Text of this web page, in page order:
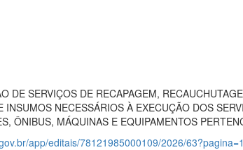
DE SERVIÇOS DE RECAPAGEM,
NECESSÁRIOS À EXECUÇÃO DOS
ÔNIBUS, MÁQUINAS E EQUIPAMENTOS
app/editais/78121985000109/2026/